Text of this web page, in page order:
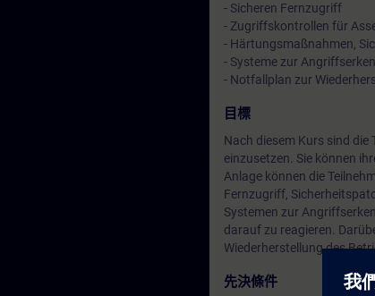
- Sicheren Fernzugriff
- Zugriffskontrollen für
- Härtungsmaßnahmen,
- Systeme zur
- Notfallplan zur
目標
Nach diesem Kurs sind
einzusetzen. Sie können
Anlage können die
Fernzugriff,
Systemen zur
darauf zu reagieren.
Wiederherstellung des
先決條件